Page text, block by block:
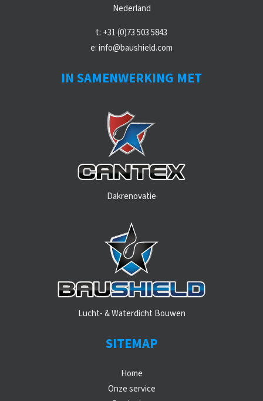
Nederland
t: +31 (0)73 503 5843
e:info@baushield.com
IN SAMENWERKING MET
Dakrenovatie
Lucht- & Waterdicht Bouwen
SITEMAP
Home
Onze service